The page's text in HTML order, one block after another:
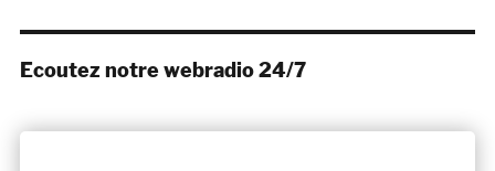
Ecoutez notre webradio 24/7